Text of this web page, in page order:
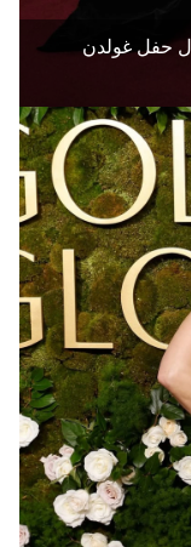
حفل غولدن